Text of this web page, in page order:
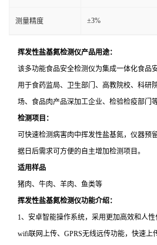
测量精度 ±3%
挥发性盐基氮检测仪产品用途：
该多功能食品安全检测仪为集成一体化食品
用于食药监局、卫生部门、高教院校、科研
场、食品肉产品深加工企业、检验检疫部门
检测项目：
可快速检测病害肉中挥发性盐基氮，仪器预
据日后需求可方便的自主增加检测项目。
适用样品
猪肉、牛肉、羊肉、鱼类等
挥发性盐基氮检测仪功能介绍：
1、安卓智能操作系统，采用更加高效和人性
wifi联网上传、GPRS无线远传功能，快速上